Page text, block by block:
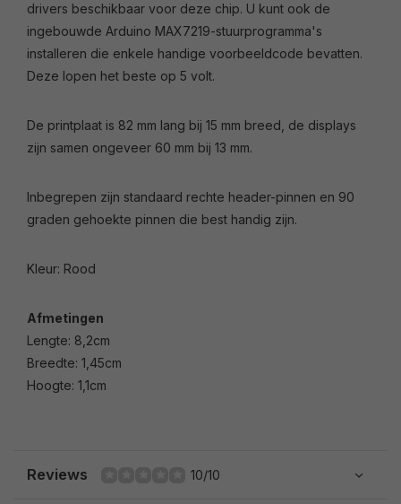
drivers beschikbaar voor deze chip. U kunt ook de
ingebouwde Arduino MAX7219-stuurprogramma's
installeren die enkele handige voorbeeldcode bevatten.
Deze lopen het beste op 5 volt.
De printplaat is 82 mm lang bij 15 mm breed, de displays
zijn samen ongeveer 60 mm bij 13 mm.
Inbegrepen zijn standaard rechte header-pinnen en 90
graden gehoekte pinnen die best handig zijn.
Kleur: Rood
Afmetingen
Lengte: 8,2cm
Breedte: 1,45cm
Hoogte: 1,1cm
Reviews 10/10